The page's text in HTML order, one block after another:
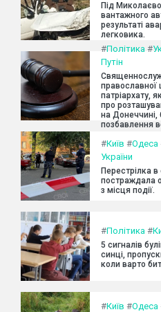
Під
вантажного
результаті
легковика.
#Політика #
Путін
православної
патріархату,
про
на Донеччині,
позбавлення
#Київ #Одеса
України
Перестрілка в
постраждала
з місця події.
#Політика #
5 сигналів
синці,
коли варто
#Київ #Одеса